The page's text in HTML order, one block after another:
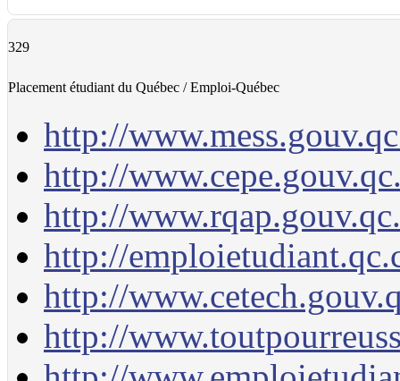
329
Placement étudiant du Québec / Emploi-Québec
http://
http://
http://
http://
http://
http://